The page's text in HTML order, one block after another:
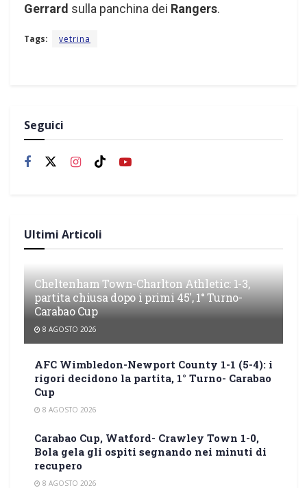
Gerrard sulla panchina dei Rangers.
Tags: vetrina
Seguici
Ultimi Articoli
Cheltenham Town-Charlton Athletic: 1-3,
partita chiusa dopo i primi 45′, 1° Turno-
Carabao Cup
8 AGOSTO 2026
AFC Wimbledon-Newport County 1-1 (5-4): i
rigori decidono la partita, 1° Turno- Carabao
Cup
8 AGOSTO 2026
Carabao Cup, Watford- Crawley Town 1-0,
Bola gela gli ospiti segnando nei minuti di
recupero
8 AGOSTO 2026